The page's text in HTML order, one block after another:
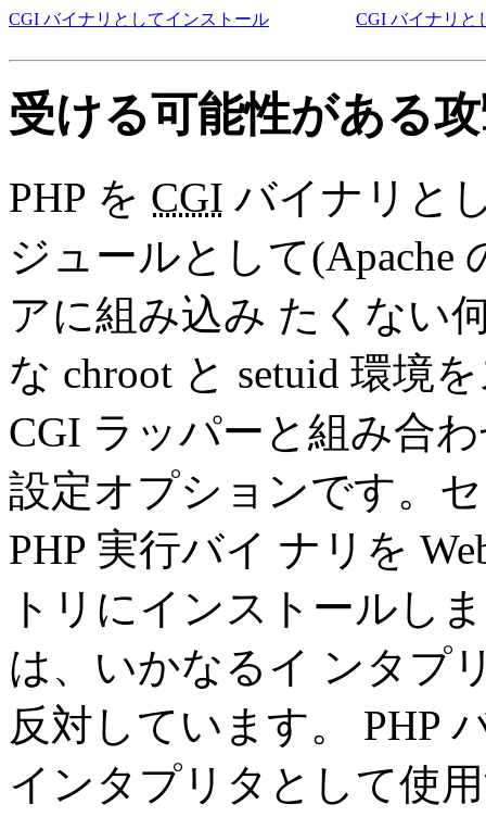
CGI バイナリとしてインストール CGI バイナリと
受ける可能性がある
PHP を CGI バイナリと
ジュールとして(Apache
アに組み込み たくない
な chroot と setuid 環境
CGI ラッパーと組み合
設定オプションです。
PHP 実行バイ ナリを
トリにインストールし
は、いかなるイ ンタプ
反対しています。 PHP
インタプリタとして使